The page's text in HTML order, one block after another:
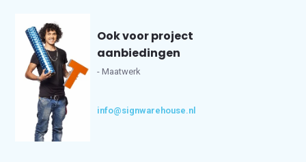
Ook voor project
aanbiedingen
- Maatwerk
info@signwarehouse.nl